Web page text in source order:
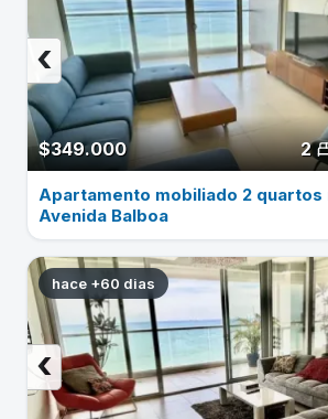
$349.000 2
‹
Apartamento mobiliado 2 quartos
Avenida Balboa
hace +60 dias
‹